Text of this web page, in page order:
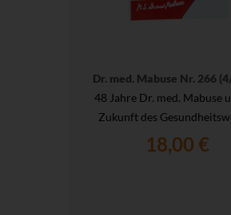
Dr. med. Mabuse Nr. 266
48 Jahre Dr. med. Mabuse
Zukunft des
18,00 €